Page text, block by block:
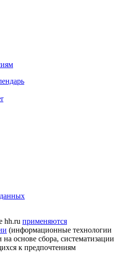
hh.ru применяются
(информационные технологии
основе сбора, систематизации
к предпочтениям